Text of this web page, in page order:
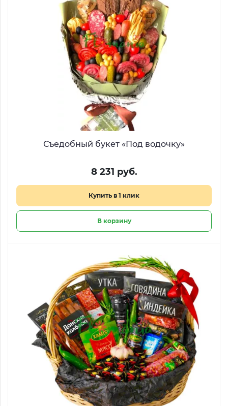
Съедобный букет «Под водочку»
8 231 руб.
Купить в 1 клик
В корзину